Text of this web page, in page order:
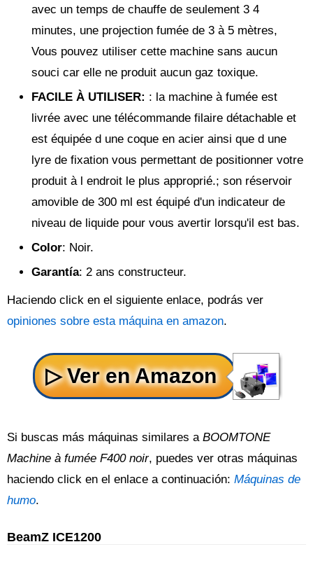
avec un temps de chauffe de seulement 3 4
minutes, une projection fumée de 3 à 5 mètres,
Vous pouvez utiliser cette machine sans aucun
souci car elle ne produit aucun gaz toxique.
FACILE À UTILISER: : la machine à fumée est
livrée avec une télécommande filaire détachable et
est équipée d une coque en acier ainsi que d une
lyre de fixation vous permettant de positionner votre
produit à l endroit le plus approprié.; son réservoir
amovible de 300 ml est équipé d'un indicateur de
niveau de liquide pour vous avertir lorsqu'il est bas.
Color: Noir.
Garantía: 2 ans constructeur.
Haciendo click en el siguiente enlace, podrás ver
opiniones sobre esta máquina en amazon.
Si buscas más máquinas similares a BOOMTONE
Machine à fumée F400 noir, puedes ver otras máquinas
haciendo click en el enlace a continuación: Máquinas de
humo.
BeamZ ICE1200